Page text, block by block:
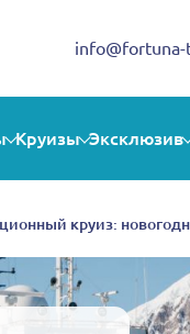
поездку?
info@fortuna-
Круизы Эксклюзив
круиз: